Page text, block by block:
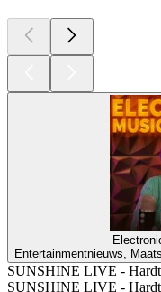
Entertainmentnieuws,
SUNSHINE LIVE -
SUNSHINE LIVE -